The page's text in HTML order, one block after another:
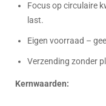
Focus op circulaire
last.
Eigen voorraad –
Verzending zonder
Kernwaarden: